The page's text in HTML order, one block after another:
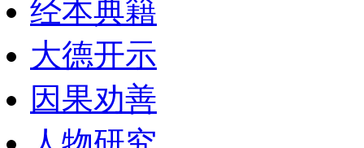
经本典籍
大德开示
因果劝善